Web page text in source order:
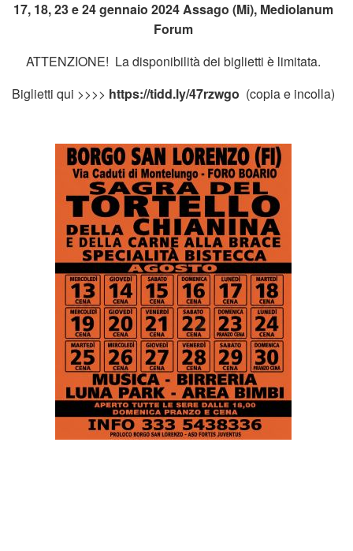
17, 18, 23 e 24 gennaio 2024 Assago (Mi), Mediolanum
Forum
ATTENZIONE! La disponibilità dei biglietti è limitata.
Biglietti qui >>>> https://tidd.ly/47rzwgo (copia e incolla)